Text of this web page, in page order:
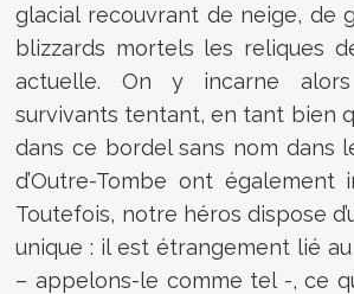
glacial recouvrant de neige, de
blizzards mortels les reliques
actuelle. On y incarne
survivants tentant, en tant bien
dans ce bordel sans nom dans
d’Outre-Tombe ont également
Toutefois, notre héros dispose
unique : il est étrangement lié
– appelons-le comme tel -, ce